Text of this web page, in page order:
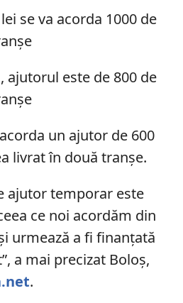
se va acorda 1000 de
ajutorul este de 800 de
un ajutor de 600
livrat în două tranșe.
ajutor temporar este
ce noi acordăm din
urmează a fi finanțată
a mai precizat Boloș,
.